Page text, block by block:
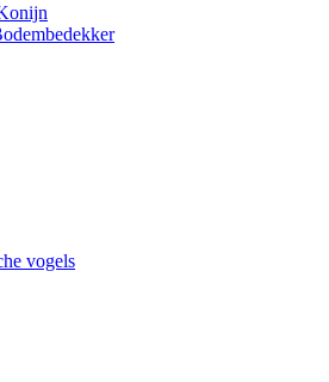
vogels